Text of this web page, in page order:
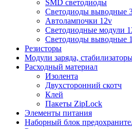
SMD светодиоды
Светодиоды выводные
Автолампочки 12v
Светодиодные модули
Светодиоды выводные
Резисторы
Модули заряда,
Расходный материал
Изолента
Двухсторонний скотч
Клей
Пакеты ZipLock
Элементы питания
Наборный блок